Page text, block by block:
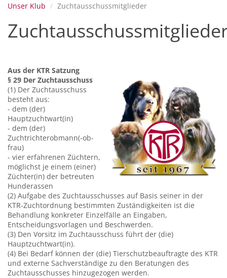
Unser Klub Zuchtausschussmitglieder
Aus der KTR Satzung
§ 29 Der Zuchtausschuss
(1) Der Zuchtausschuss
besteht aus:
- dem (der)
Hauptzuchtwart(in)
- dem (der)
Zuchtrichterobmann(-ob-
frau)
- vier erfahrenen Züchtern,
möglichst je einem (einer)
Züchter(in) der betreuten
Hunderassen
(2) Aufgabe des Zuchtausschusses auf Basis seiner in der
KTR-Zuchtordnung bestimmten Zuständigkeiten ist die
Behandlung konkreter Einzelfälle an Eingaben,
Entscheidungsvorlagen und Beschwerden.
(3) Den Vorsitz im Zuchtausschuss führt der (die)
Hauptzuchtwart(in).
(4) Bei Bedarf können der (die) Tierschutzbeauftragte des KTR
und externe Sachverständige zu den Beratungen des
Zuchtausschusses hinzugezogen werden.